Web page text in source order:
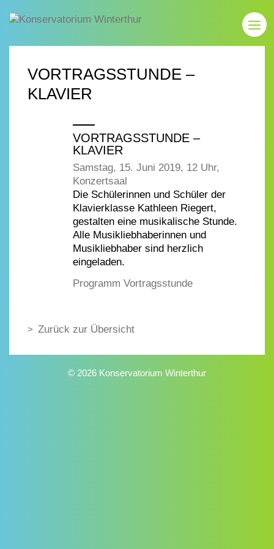
VORTRAGSSTUNDE –
KLAVIER
VORTRAGSSTUNDE –
KLAVIER
Samstag, 15. Juni 2019, 12 Uhr,
Konzertsaal
Die Schülerinnen und Schüler der
Klavierklasse Kathleen Riegert,
gestalten eine musikalische Stunde.
Alle Musikliebhaberinnen und
Musikliebhaber sind herzlich
eingeladen.
Programm Vortragsstunde
Zurück zur Übersicht
© 2026 Konservatorium Winterthur